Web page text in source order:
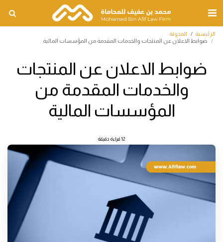
الرئيسية
المدونة
ضوابط الاعلان عن المنتجات والخدمات المقدمة من المؤسسات المالية
ضوابط الاعلان عن المنتجات
والخدمات المقدمة من
المؤسسات المالية
12 قراءة دقيقة